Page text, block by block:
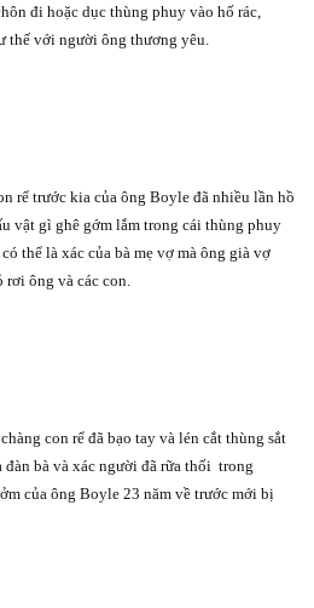
đi hoặc dục thùng phuy vào hố rác,
thế với người ông thương yêu.
rể trước kia của ông Boyle đã nhiều lần hồ
vật gì ghê gớm lắm trong cái thùng phuy
thể là xác của bà mẹ vợ mà ông già vợ
ông và các con.
con rể đã bạo tay và lén cắt thùng sắt
bà và xác người đã rữa thối trong
của ông Boyle 23 năm về trước mới bị